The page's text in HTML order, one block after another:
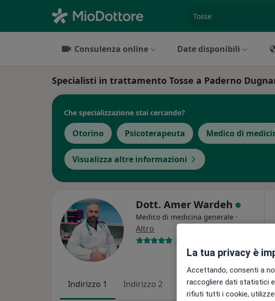
Consulenza online Date disponibili
Specialisti in trattamento Tosse a Paderno
Che specializzazione stai cercando?
Otorino Psicoterapeuta Medico di
Visualizza altre informazioni
Dott. Amer Wardeh
Medico di medicina generale ·
Altro
319 recensioni
Indirizzo 1 Indirizzo 2
La tua privacy è
Accettando, consenti a
raccogliere dati statistici
rifiuti tutti i cookie,